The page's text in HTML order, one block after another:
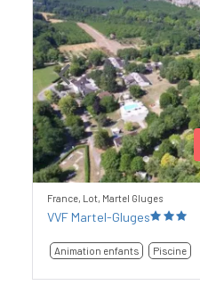
Previous
France, Lot, Martel Gluges
VVF Martel-Gluges
Animation enfants Piscine